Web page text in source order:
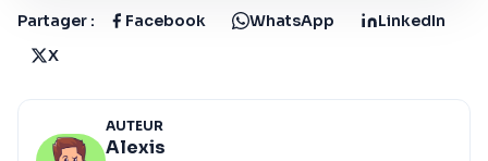
Partager : Facebook WhatsApp
LinkedIn
X
AUTEUR
Alexis